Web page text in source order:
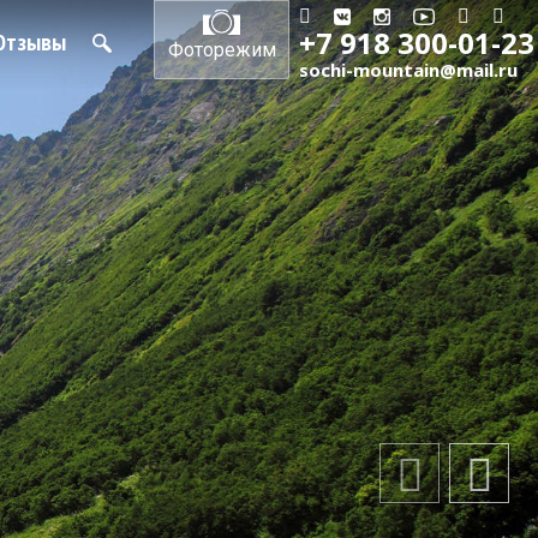
Фоторежим +7 918 300-01-23
sochi-mountain@mail.ru